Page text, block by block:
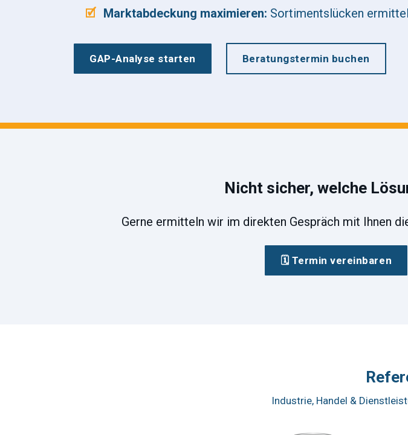
Marktabdeckung maximieren: Sortimentslücken
GAP-Analyse starten Beratungstermin buchen
Nicht sicher, welche
Gerne ermitteln wir im direkten Gespräch mit Ihnen
🗓️ Termin vereinbaren
Industrie, Handel &